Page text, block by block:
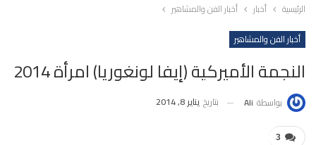
الرئيسية أخبار
أخبار الفن والمشاهير
أخبار الفن والمشاهير
النجمة الأميركية (إيفا لونغوريا) امرأة 2014
بواسطة Ali بتاريخ يناير 8, 2014
3